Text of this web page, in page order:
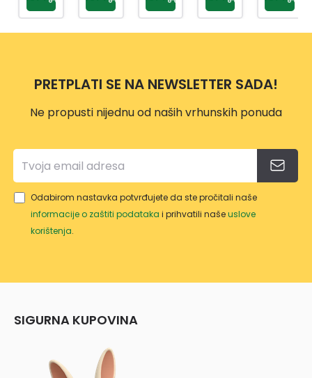
ENJE
PRETPLATI SE NA NEWSLETTER SADA!
Ne propusti nijednu od naših vrhunskih ponuda
Odabirom nastavka potvrđujete da ste pročitali naše
informacije o zaštiti podataka i prihvatili našeuslove
korištenja.
SIGURNA KUPOVINA